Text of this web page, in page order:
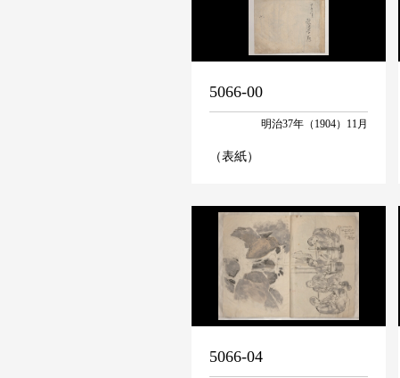
5066-00
明治37年（1904）11月
（表紙）
5066-04